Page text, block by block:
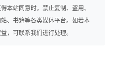
本站同意时，禁止复制、盗用、
、书籍等各类媒体平台。如若本
，可联系我们进行处理。